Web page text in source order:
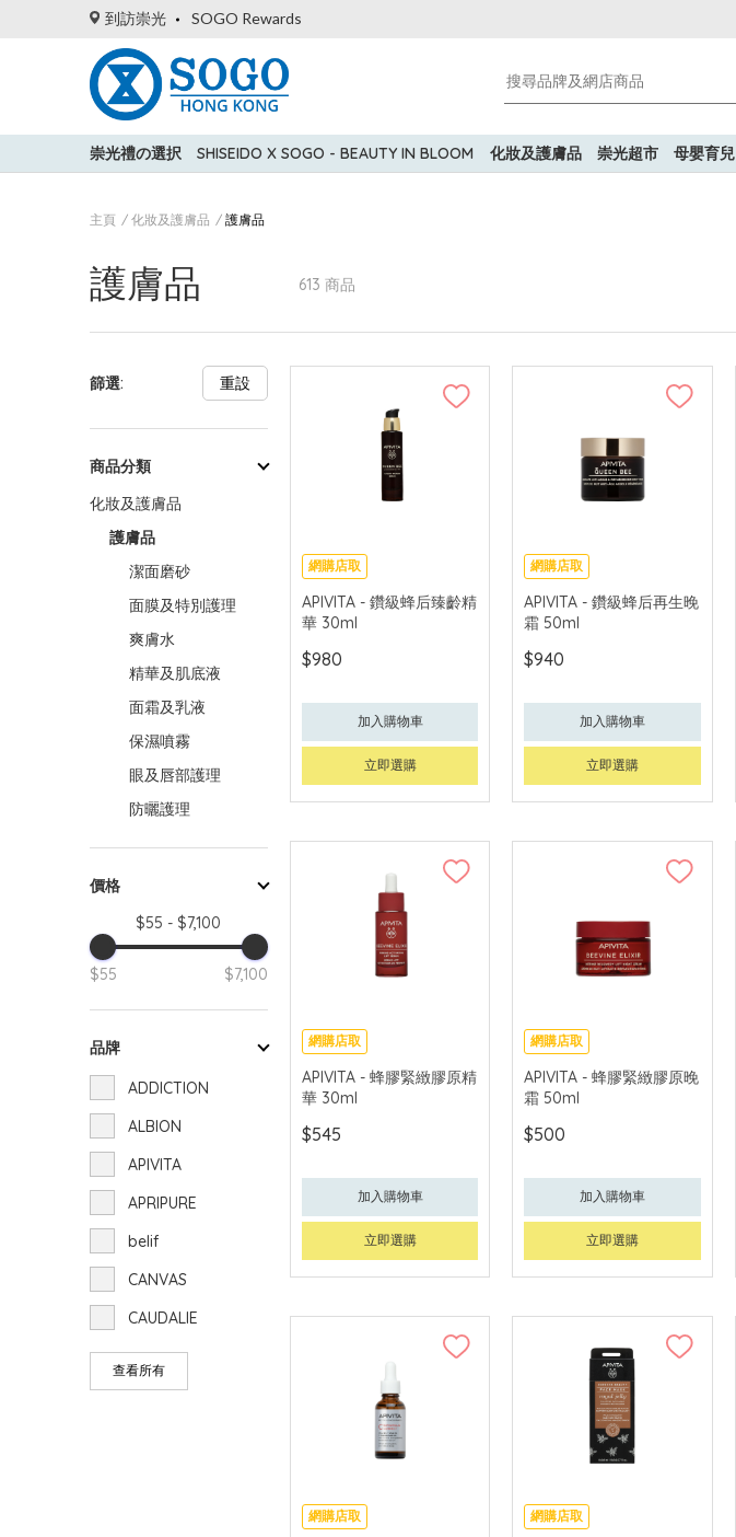
到訪崇光 SOGO Rewards
崇光禮の選択 SHISEIDO X SOGO - BEAUTY IN BLOOM 化妝及護膚品 崇光超市 母嬰育兒
主頁 化妝及護膚品 護膚品
護膚品 613 商品
篩選: 重設
商品分類
化妝及護膚品
護膚品
潔面磨砂
面膜及特別護理
爽膚水
精華及肌底液
面霜及乳液
保濕噴霧
眼及唇部護理
防曬護理
價格
$55 - $7,100
$55 $7,100
品牌
ADDICTION
ALBION
APIVITA
APRIPURE
belif
CANVAS
CAUDALIE
CLARINS
CLÉ DE PEAU
查看所有
網購店取
可中國內地配送
APIVITA - 鑽級蜂后臻齡精
華 30ml
$980
加入購物車
立即選購
網購店取
可中國內地配送
APIVITA - 鑽級蜂后再生晚
霜 50ml
$940
加入購物車
立即選購
網購店取
可中國內地配送
APIVITA - 蜂膠緊緻膠原精
華 30ml
$545
加入購物車
立即選購
網購店取
可中國內地配送
APIVITA - 蜂膠緊緻膠原晚
霜 50ml
$500
加入購物車
立即選購
網購店取
網購店取